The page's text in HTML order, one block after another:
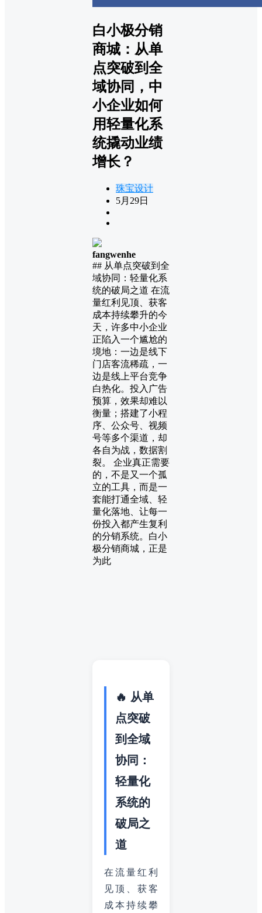
白小极分销
商城：从单
点突破到全
域协同，中
小企业如何
用轻量化系
统撬动业绩
增长？
珠宝设计
5月29日
fangwenhe
## 从单点突破到全
域协同：轻量化系
统的破局之道 在流
量红利见顶、获客
成本持续攀升的今
天，许多中小企业
正陷入一个尴尬的
境地：一边是线下
门店客流稀疏，一
边是线上平台竞争
白热化。投入广告
预算，效果却难以
衡量；搭建了小程
序、公众号、视频
号等多个渠道，却
各自为战，数据割
裂。 企业真正需要
的，不是又一个孤
立的工具，而是一
套能打通全域、轻
量化落地、让每一
份投入都产生复利
的分销系统。白小
极分销商城，正是
为此
🔥 从单
点突破
到全域
协同：
轻量化
系统的
破局之
道
在流量红利
见顶、获客
成本持续攀